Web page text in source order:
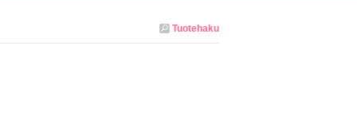
Tuotehaku